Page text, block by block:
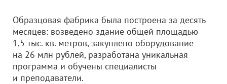
Образцовая фабрика была построена за десять
месяцев: возведено здание общей площадью
1,5 тыс. кв. метров, закуплено оборудование
на 26 млн рублей, разработана уникальная
программа и обучены специалисты
и преподаватели.